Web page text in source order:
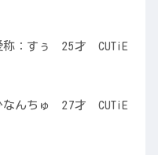
称：すぅ 25才 CUTiE
なんちゅ 27才 CUTiE